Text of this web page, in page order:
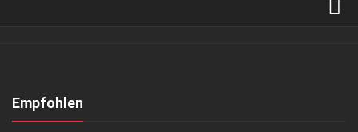
Kontakt, Impressum
Empfohlen